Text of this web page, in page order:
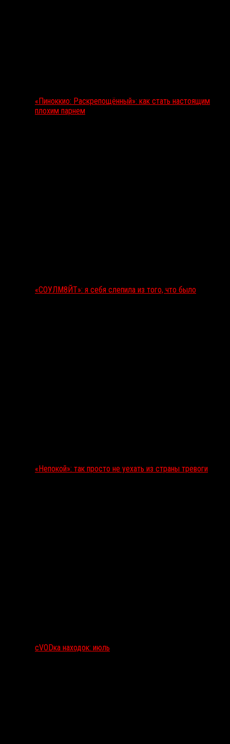
«Пиноккио: Раскрепощённый»: как стать настоящим
плохим парнем
«СОУЛМ8ЙТ»: я себя слепила из того, что было
«Непокой»: так просто не уехать из страны тревоги
сVODка находок: июль